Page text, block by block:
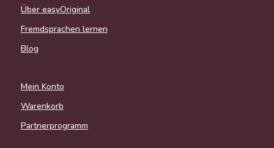
Über easyOriginal
Fremdsprachen lernen
Blog
Mein Konto
Warenkorb
Partnerprogramm